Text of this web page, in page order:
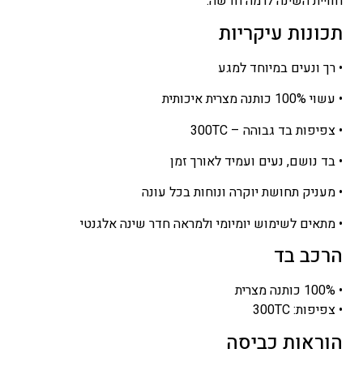
תכונות עיקריות
• רך ונעים במיוחד למגע
• עשוי 100% כותנה מצרית איכותית
• צפיפות בד גבוהה – 300TC
• בד נושם, נעים ועמיד לאורך זמן
• מעניק תחושת יוקרה ונוחות בכל עונה
• מתאים לשימוש יומיומי ולמראה חדר שינה אלגנטי
הרכב בד
• 100% כותנה מצרית
• צפיפות: 300TC
הוראות כביסה